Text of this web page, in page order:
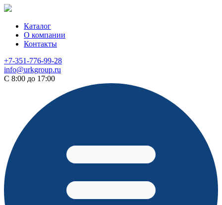
Каталог
О компании
Контакты
+7-351-776-99-28
info@urkgroup.ru
С 8:00 до 17:00